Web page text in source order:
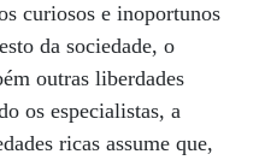
curiosos e inoportunos
da sociedade, o
outras liberdades
os especialistas, a
ricas assume que,